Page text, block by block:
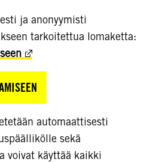
ja anonyymisti
tarkoitettua lomaketta:
automaattisesti
sekä
voivat käyttää kaikki